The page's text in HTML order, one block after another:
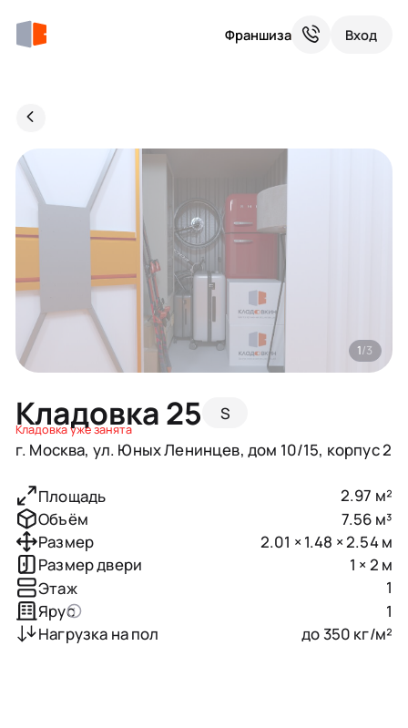
Франшиза Вход
Кладовка 25 S
Кладовка уже занята
г. Москва, ул. Юных Ленинцев, дом 10/15, корпус 2
1/3
Площадь
2.97 м²
Объём
7.56 м³
Размер
2.01 × 1.48 × 2.54 м
Размер двери
1 × 2 м
Этаж
1
Ярус
1
Нагрузка на пол
до 350 кг/м²